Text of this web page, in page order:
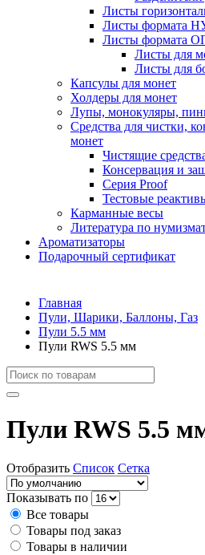
Листы
Листы формата
Листы формата
Листы для
Листы для
Капсулы для монет
Холдеры для монет
Лупы, монокуляры,
Средства для чистки,
монет
Чистящие
Консервация и
Серия Proof
Тестовые
Карманные весы
Литература по
Ароматизаторы
Подарочный сертификат
Главная
Пули, Шарики, Баллоны, Газ
Пули 5.5 мм
Пули RWS 5.5 мм
Пули RWS 5.5
Отобразить Список Сетка
Показывать по
Все товары
Товары под заказ
Товары в наличии